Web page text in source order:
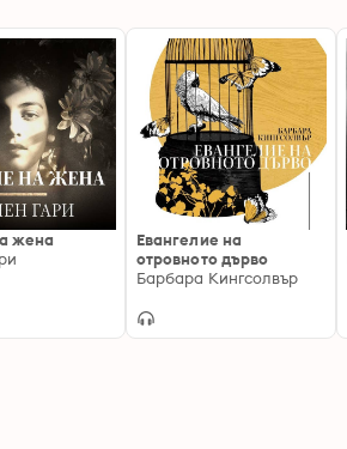
жена
Евангелие на
отровното дърво
Барбара Кингсолвър